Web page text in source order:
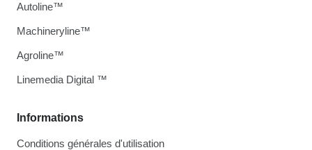
Informations
Conditions générales d'utilisation
Autoline™
Machineryline™
Agroline™
Linemedia Digital ™